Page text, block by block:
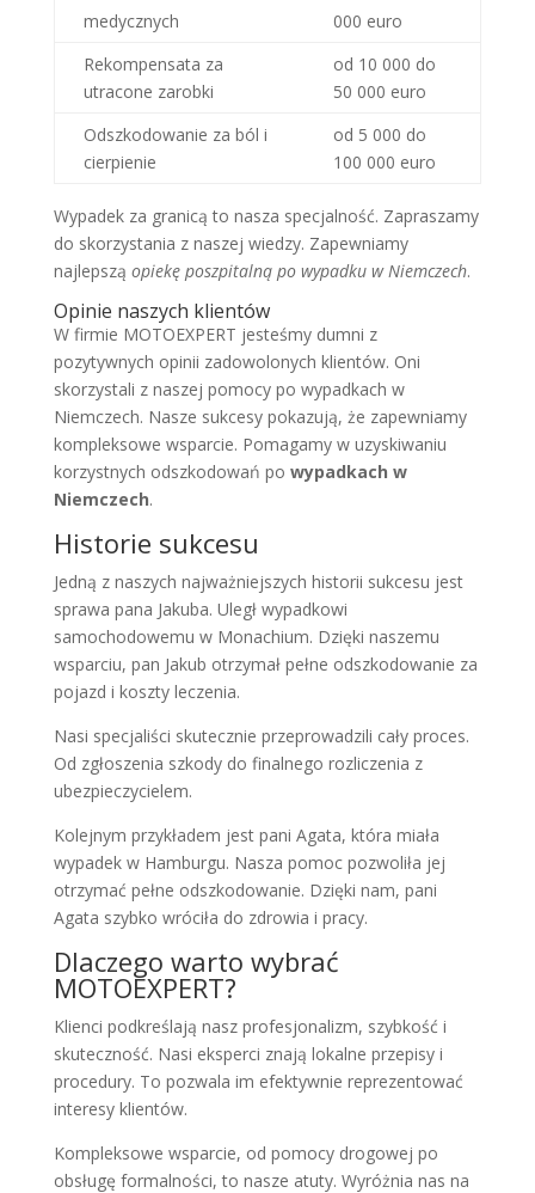
medycznych
000 euro
Rekompensata za
utracone zarobki
od 10 000 do
50 000 euro
Odszkodowanie za ból i
cierpienie
od 5 000 do
100 000 euro
Wypadek za granicą to nasza specjalność. Zapraszamy
do skorzystania z naszej wiedzy. Zapewniamy
najlepszą opiekę poszpitalną po wypadku w Niemczech.
Opinie naszych klientów
W firmie MOTOEXPERT jesteśmy dumni z
pozytywnych opinii zadowolonych klientów. Oni
skorzystali z naszej pomocy po wypadkach w
Niemczech. Nasze sukcesy pokazują, że zapewniamy
kompleksowe wsparcie. Pomagamy w uzyskiwaniu
korzystnych odszkodowań po wypadkach w
Niemczech.
Historie sukcesu
Jedną z naszych najważniejszych historii sukcesu jest
sprawa pana Jakuba. Uległ wypadkowi
samochodowemu w Monachium. Dzięki naszemu
wsparciu, pan Jakub otrzymał pełne odszkodowanie za
pojazd i koszty leczenia.
Nasi specjaliści skutecznie przeprowadzili cały proces.
Od zgłoszenia szkody do finalnego rozliczenia z
ubezpieczycielem.
Kolejnym przykładem jest pani Agata, która miała
wypadek w Hamburgu. Nasza pomoc pozwoliła jej
otrzymać pełne odszkodowanie. Dzięki nam, pani
Agata szybko wróciła do zdrowia i pracy.
Dlaczego warto wybrać
MOTOEXPERT?
Klienci podkreślają nasz profesjonalizm, szybkość i
skuteczność. Nasi eksperci znają lokalne przepisy i
procedury. To pozwala im efektywnie reprezentować
interesy klientów.
Kompleksowe wsparcie, od pomocy drogowej po
obsługę formalności, to nasze atuty. Wyróżnia nas na